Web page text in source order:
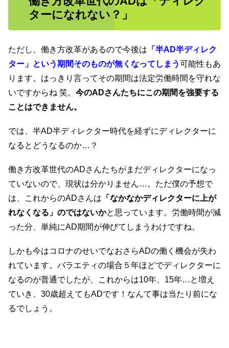
ターになれない？」
ただし、働き方改革があるので今後は 「半AD半ディレク
ター」という期間そのものが無くなってしまう可能性もあ
ります。はっきり言ってその期間は法定労働時間を守れな
いですからね 笑。 今のADさんたちにこの期間を強要する
ことはできません。
では、半AD半ディレクター時代を経ずにディレクターに
なるとどうなるのか…？
働き方改革世代のADさんたちがまだディレクターになっ
ていないので、現状は分かりません…。ただ僕の予想で
は、これからのADさんは 「なかなかディレクターに上が
れなくなる」のではないかと思っています。労働時間が減
った分、単純にAD期間が伸びてしまうわけですね。
しかも今はコロナのせいでなおさらADの働く機会が失わ
れています。バラエティの場合５年ほどでディレクターに
なるのが普通でしたが、これからは10年、15年…と増え
ていき、30歳超えてもADです！なんて事は当たり前にな
るでしょう。